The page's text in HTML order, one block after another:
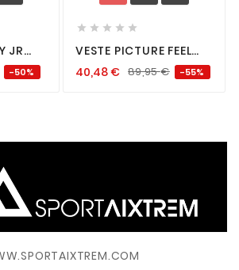
JR
-50%
    
VESTE PICTURE FEEL
40,48 € 89,95€ -55%